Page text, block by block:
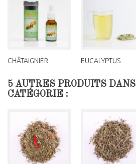
CHÂTAIGNIER EUCALYPTUS
5 AUTRES PRODUITS
CATÉGORIE :